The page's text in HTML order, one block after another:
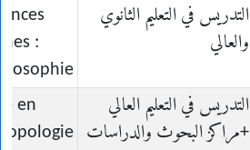
التدريس في التعليم الثانوي
والعالي
:
التدريس في التعليم العالي
+مراكز البحوث والدراسات
en